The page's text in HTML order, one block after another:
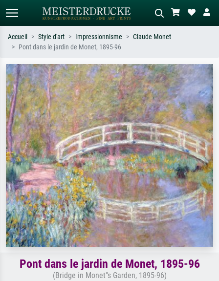
Recherchez par artiste, titre ou style –
ex. Monet, Nuit étoilée,
impressionnisme, vague de Hokusai,
nu.
Décrivez la scène – ex. prairie verte,
abstrait avec beaucoup de rouge,
tableau sombre, nu debout près d'un
arbre.
Accueil Style d'art Impressionnisme
Claude Monet
Pont dans le jardin de Monet, 1895-96
Pont dans le jardin de Monet, 1895-96
(Bridge in Monet"s Garden, 1895-96)